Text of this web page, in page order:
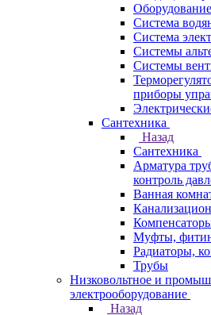
Система
Система
Системы
Системы
приборы
Сантехника
Назад
Сантехника
Арматура
контроль
Ванная
Муфты,
Радиаторы,
Трубы
Низковольтное и
электрооборудование
Назад